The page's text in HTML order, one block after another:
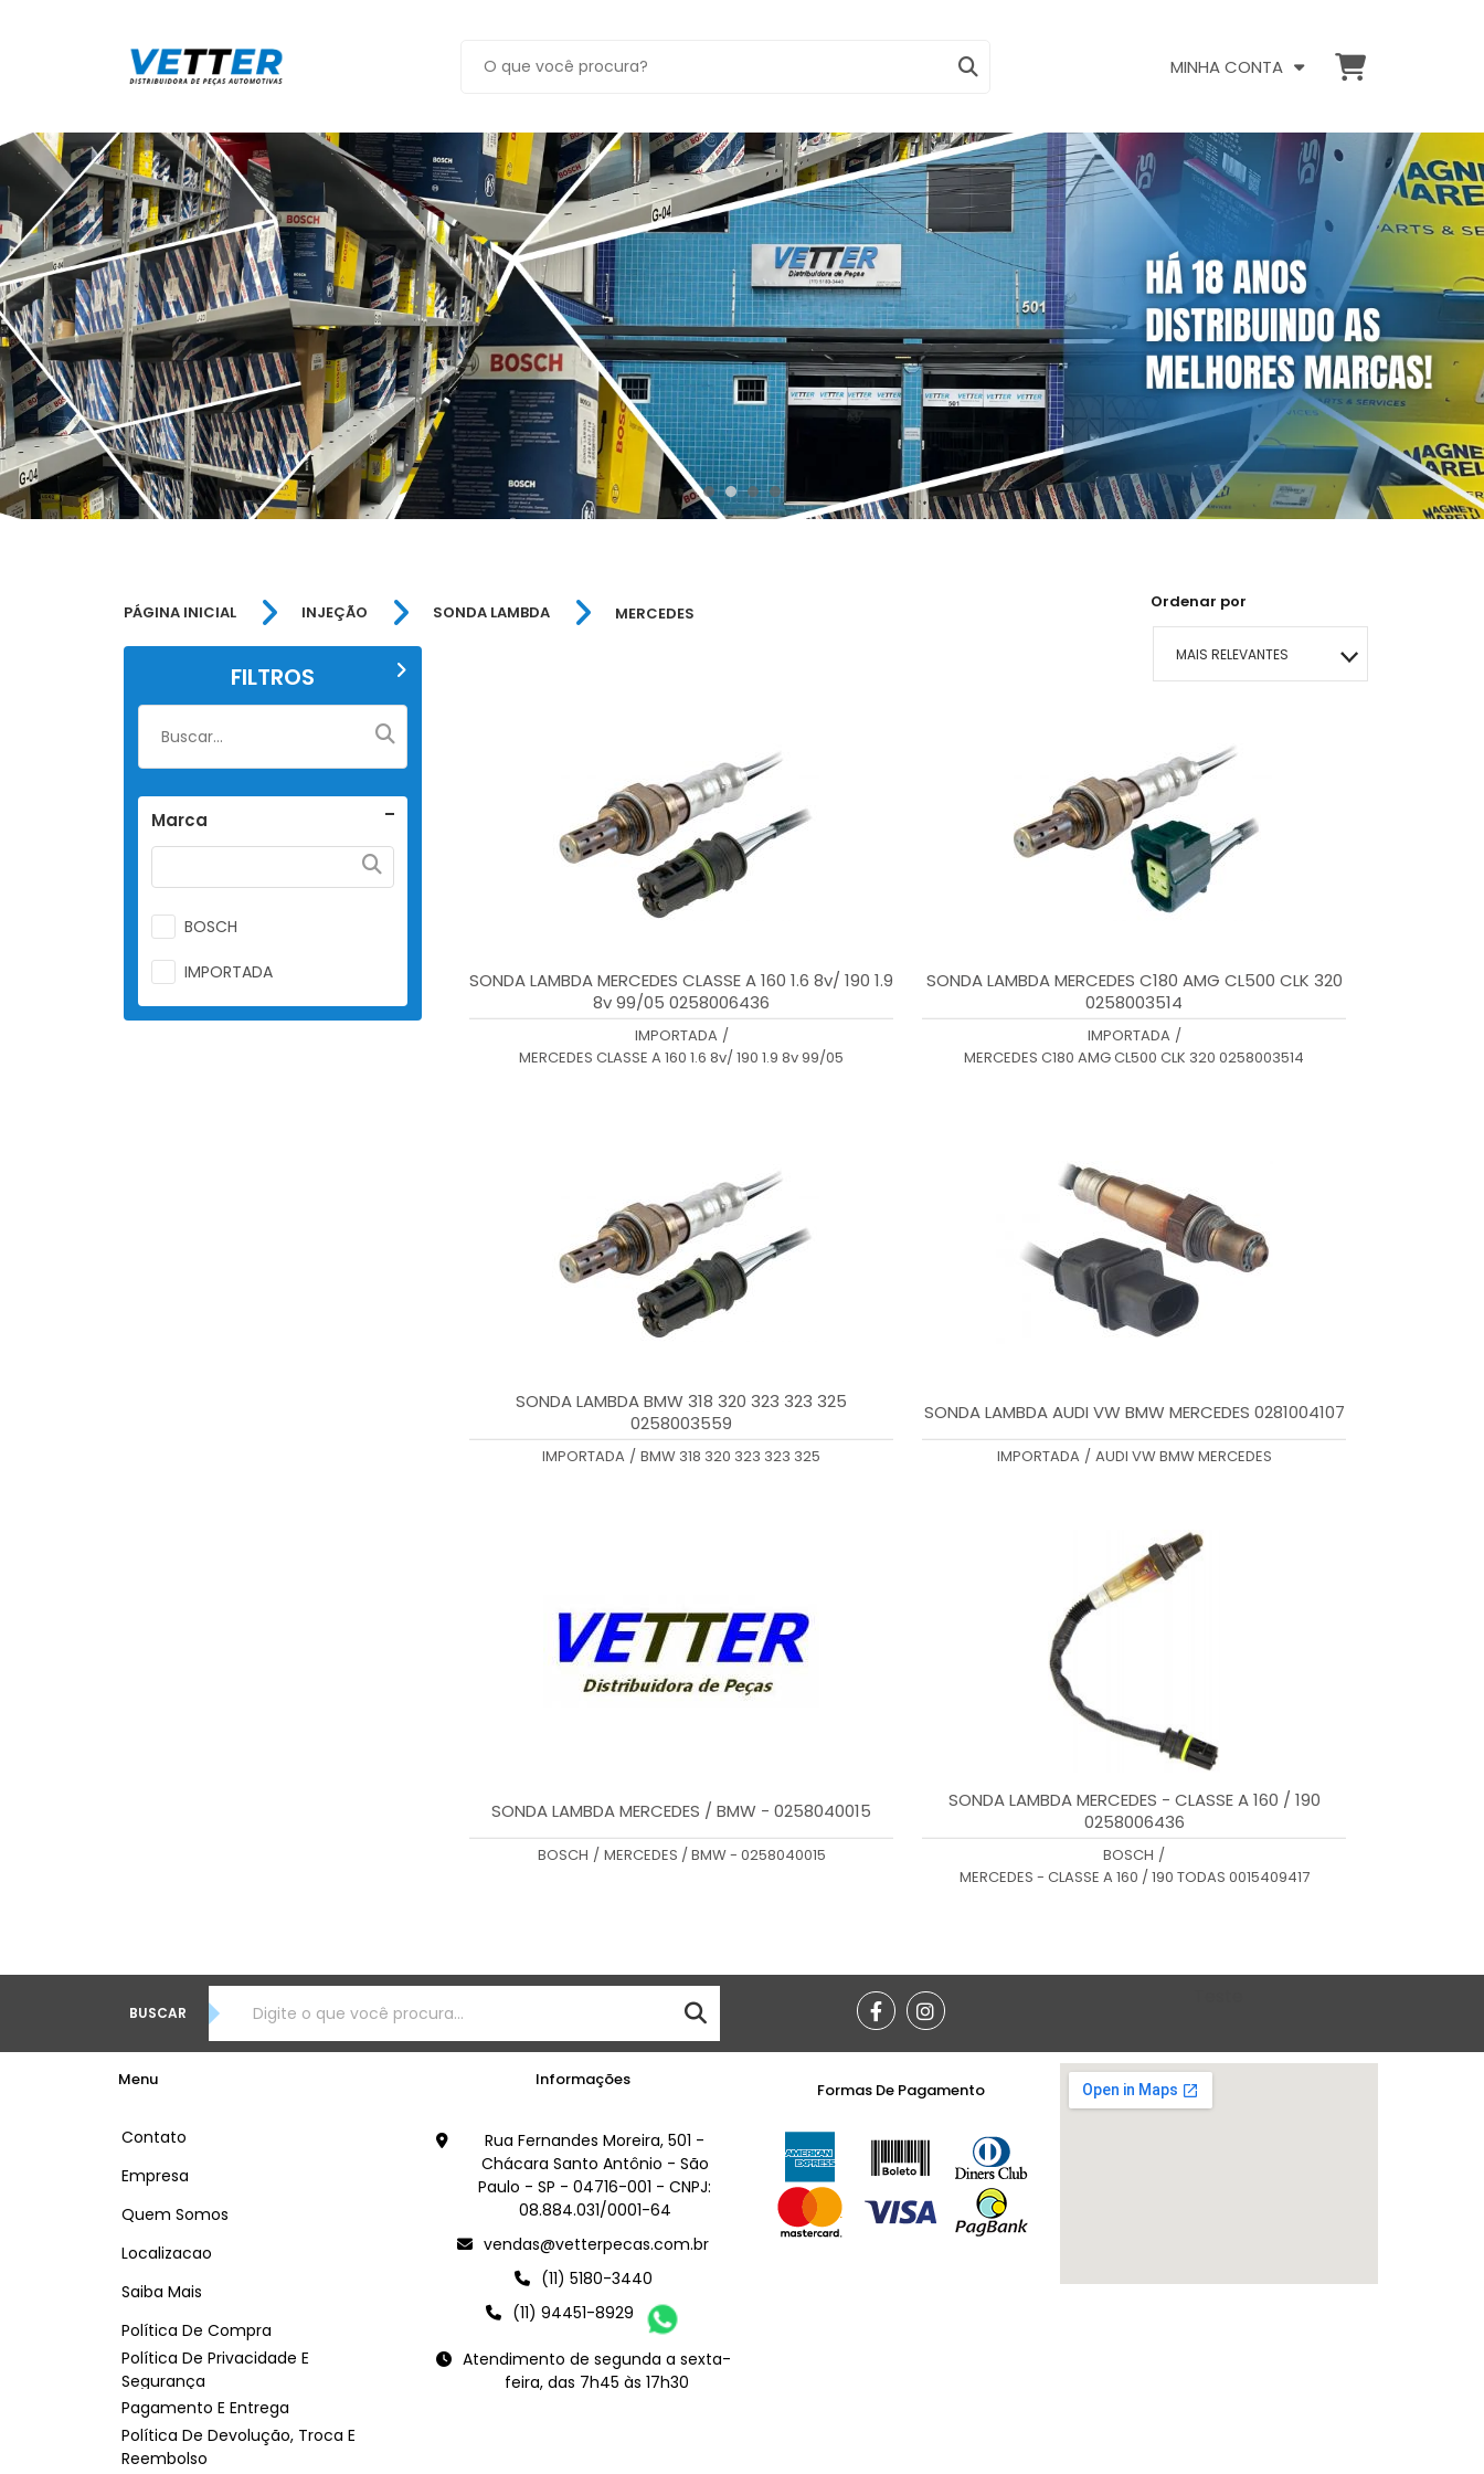
MINHA CONTA
PÁGINA INICIAL INJEÇÃO SONDA LAMBDA MERCEDES
Ordenar por
MAIS RELEVANTES
MENOR PREÇO
MAIOR PREÇO
A - Z
FILTROS
Marca
BOSCH
IMPORTADA
SONDA LAMBDA MERCEDES CLASSE A 160 1.6 8v/ 190 1.9
8v 99/05 0258006436
IMPORTADA /
MERCEDES CLASSE A 160 1.6 8v/ 190 1.9 8v 99/05
SONDA LAMBDA MERCEDES C180 AMG CL500 CLK 320
0258003514
IMPORTADA /
MERCEDES C180 AMG CL500 CLK 320 0258003514
SONDA LAMBDA BMW 318 320 323 323 325
0258003559
IMPORTADA / BMW 318 320 323 323 325
SONDA LAMBDA AUDI VW BMW MERCEDES 0281004107
IMPORTADA / AUDI VW BMW MERCEDES
SONDA LAMBDA MERCEDES / BMW - 0258040015
BOSCH / MERCEDES / BMW - 0258040015
SONDA LAMBDA MERCEDES - CLASSE A 160 / 190
0258006436
BOSCH /
MERCEDES - CLASSE A 160 / 190 TODAS 0015409417
BUSCAR
Menu
Contato
Empresa
Quem Somos
Localizacao
Saiba Mais
Política De Compra
Política De Privacidade E
Segurança
Pagamento E Entrega
Política De Devolução, Troca E
Reembolso
Informações
Rua Fernandes Moreira, 501 -
Chácara Santo Antônio - São
Paulo - SP - 04716-001 - CNPJ:
08.884.031/0001-64
vendas@vetterpecas.com.br
(11) 5180-3440
(11) 94451-8929
Atendimento de segunda a sexta-
feira, das 7h45 às 17h30
Formas De Pagamento